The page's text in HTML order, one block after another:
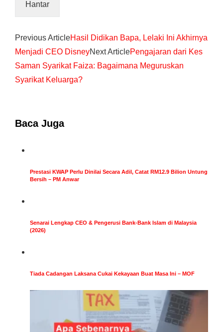
Previous ArticleHasil Didikan Bapa, Lelaki Ini Akhirnya
Menjadi CEO DisneyNext ArticlePengajaran dari Kes
Saman Syarikat Faiza: Bagaimana Meguruskan
Syarikat Keluarga?
Baca Juga
Prestasi KWAP Perlu Dinilai Secara Adil, Catat RM12.9 Bilion Untung
Bersih – PM Anwar
Senarai Lengkap CEO & Pengerusi Bank-Bank Islam di Malaysia
(2026)
Tiada Cadangan Laksana Cukai Kekayaan Buat Masa Ini – MOF